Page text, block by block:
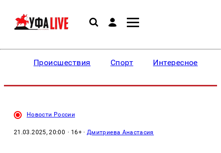
Происшествия Спорт Интересное
Новости России
21.03.2025, 20:00 · 16+ ·Дмитриева Анастасия